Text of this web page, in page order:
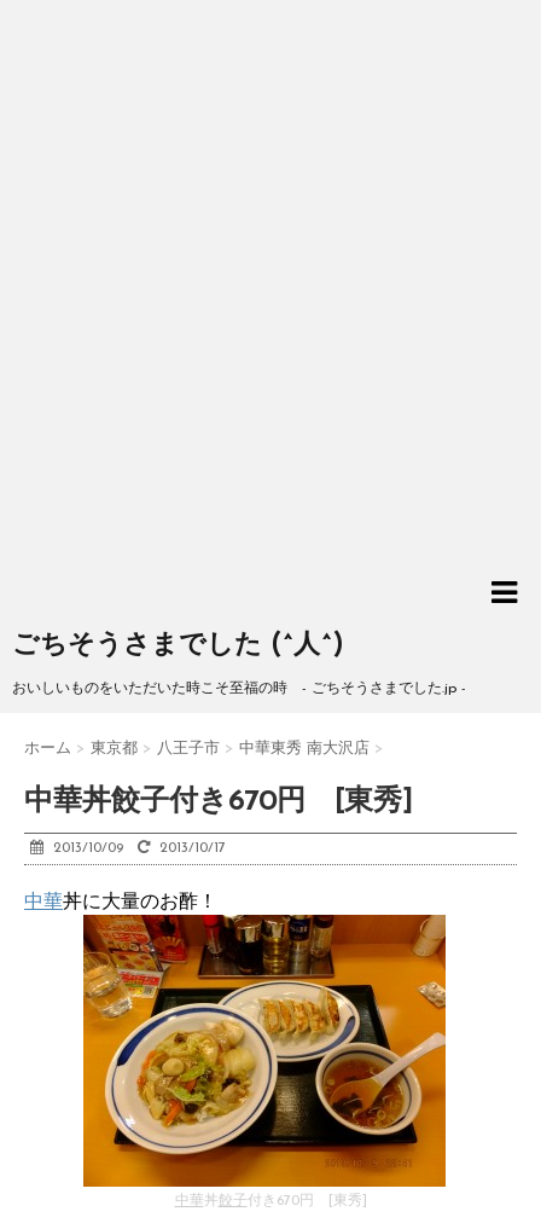
ごちそうさまでした (^人^)
おいしいものをいただいた時こそ至福の時 - ごちそうさまでした.jp -
ホーム > 東京都 > 八王子市 > 中華東秀 南大沢店 >
中華丼餃子付き670円 [東秀]
2013/10/09 2013/10/17
中華丼に大量のお酢！
中華丼餃子付き670円 [東秀]